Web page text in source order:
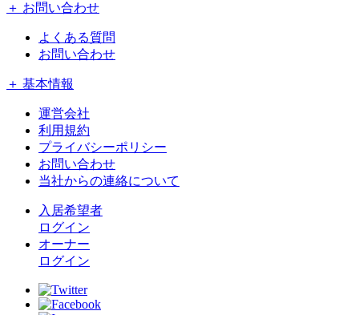
＋ お問い合わせ
よくある質問
お問い合わせ
＋ 基本情報
運営会社
利用規約
プライバシーポリシー
お問い合わせ
当社からの連絡について
入居希望者
ログイン
オーナー
ログイン